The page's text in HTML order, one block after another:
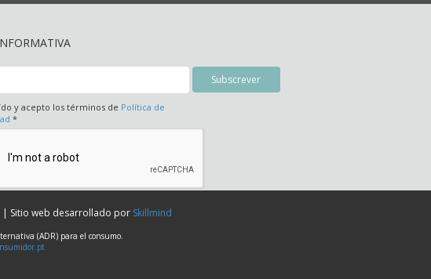
y acepto los términos de Política de
*
| Sitio web desarrollado por Skillmind
(ADR) para el consumo.